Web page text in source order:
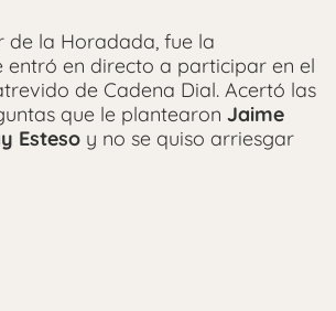
de la Horadada, fue la
en directo a participar en el
de Cadena Dial. Acertó las
que le plantearon Jaime
Esteso y no se quiso arriesgar